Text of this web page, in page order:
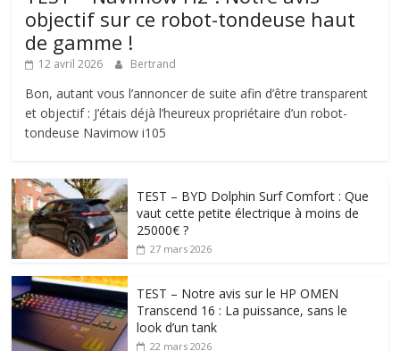
objectif sur ce robot-tondeuse haut
de gamme !
12 avril 2026 Bertrand
Bon, autant vous l’annoncer de suite afin d’être transparent
et objectif : J’étais déjà l’heureux propriétaire d’un robot-
tondeuse Navimow i105
TEST – BYD Dolphin Surf Comfort : Que
vaut cette petite électrique à moins de
25000€ ?
27 mars 2026
TEST – Notre avis sur le HP OMEN
Transcend 16 : La puissance, sans le
look d’un tank
22 mars 2026